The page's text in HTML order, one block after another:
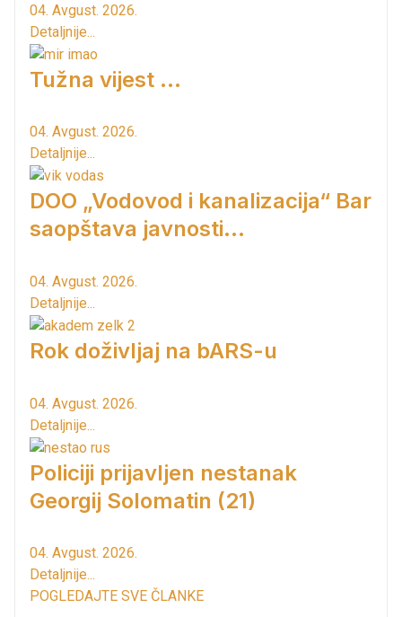
04. Avgust. 2026.
Detaljnije...
Tužna vijest ...
04. Avgust. 2026.
Detaljnije...
DOO „Vodovod i kanalizacija“ Bar
saopštava javnosti...
04. Avgust. 2026.
Detaljnije...
Rok doživljaj na bARS-u
04. Avgust. 2026.
Detaljnije...
Policiji prijavljen nestanak
Georgij Solomatin (21)
04. Avgust. 2026.
Detaljnije...
POGLEDAJTE SVE ČLANKE